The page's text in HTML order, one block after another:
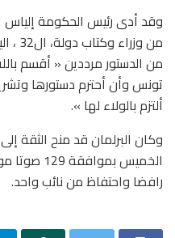
وقد أدى رئيس الحكومة
من الدستور مرددين « أقسم
تونس وأن أحترم دستورها
ألتزم بالولاء لها ».
وكان البرلمان قد منح الثقة
رافضا واحتفاظ من نائب واحد.